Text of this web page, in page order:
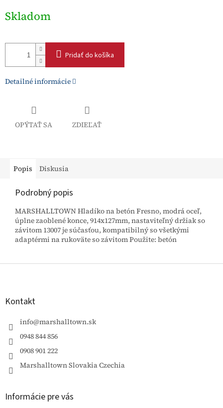
cena:
Skladom
Pridať do košíka
Detailné informácie
OPÝTAŤ SA ZDIEĽAŤ
Popis Diskusia
Podrobný popis
MARSHALLTOWN Hladíko na betón Fresno, modrá oceľ,
úplne zaoblené konce, 914x127mm, nastaviteľný držiak so
závitom 13007 je súčasťou, kompatibilný so všetkými
adaptérmi na rukoväte so závitom Použite: betón
Z
Kontakt
info@marshalltown.sk
0948 844 856
0908 901 222
Marshalltown Slovakia Czechia
Informácie pre vás